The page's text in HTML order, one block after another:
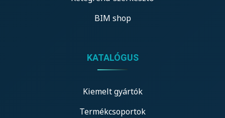
BIM shop
KATALÓGUS
Kiemelt gyártók
Termékcsoportok